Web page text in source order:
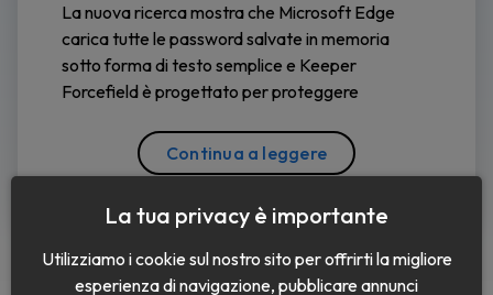
La nuova ricerca mostra che Microsoft Edge
carica tutte le password salvate in memoria
sotto forma di testo semplice e Keeper
Forcefield è progettato per proteggere
Continua a leggere
La tua privacy è importante
Utilizziamo i cookie sul nostro sito per offrirti la migliore
esperienza di navigazione, pubblicare annunci